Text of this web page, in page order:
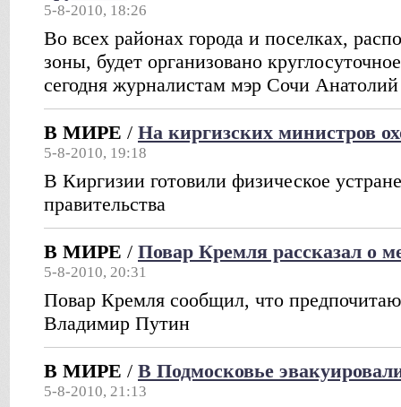
5-8-2010, 18:26
Во всех районах города и поселках,
зоны, будет организовано
сегодня журналистам мэр Сочи
В МИРЕ / На киргизских министров
5-8-2010, 19:18
В Киргизии готовили физическое
правительства
В МИРЕ / Повар Кремля рассказал о
5-8-2010, 20:31
Повар Кремля сообщил, что
Владимир Путин
В МИРЕ / В Подмосковье
5-8-2010, 21:13